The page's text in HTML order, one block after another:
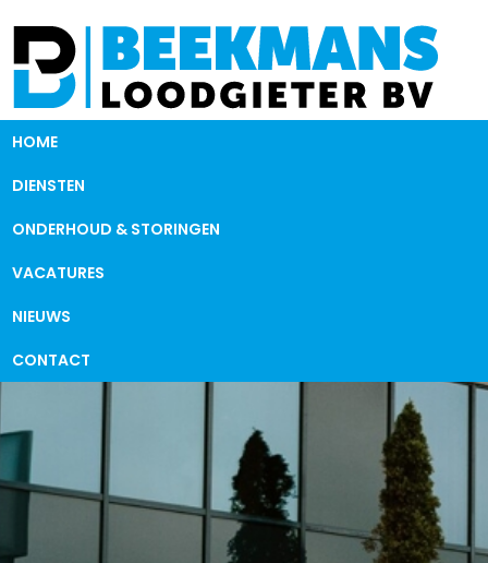
HOME
DIENSTEN
ONDERHOUD & STORINGEN
VACATURES
NIEUWS
CONTACT